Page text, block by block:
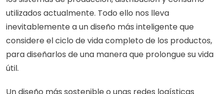
utilizados actualmente. Todo ello nos lleva
inevitablemente a un diseño más inteligente que
considere el ciclo de vida completo de los productos,
para diseñarlos de una manera que prolongue su vida
útil.